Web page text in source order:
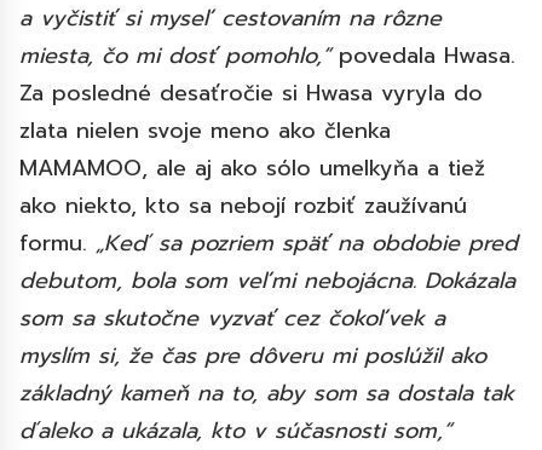
a vyčistiť si myseľ cestovaním na rôzne
miesta, čo mi dosť pomohlo,“povedala Hwasa.
Za posledné desaťročie si Hwasa vyryla do
zlata nielen svoje meno ako členka
MAMAMOO, ale aj ako sólo umelkyňa a tiež
ako niekto, kto sa nebojí rozbiť zaužívanú
formu. „Keď sa pozriem späť na obdobie pred
debutom, bola som veľmi nebojácna. Dokázala
som sa skutočne vyzvať cez čokoľvek a
myslím si, že čas pre dôveru mi poslúžil ako
základný kameň na to, aby som sa dostala tak
ďaleko a ukázala, kto v súčasnosti som,“